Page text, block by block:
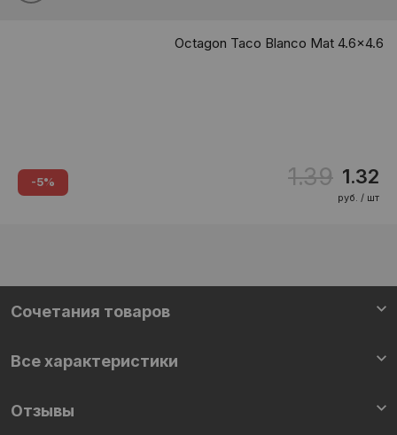
Octagon Taco Blanco Mat 4.6x4.6
-5% 1.39 1.32
руб. / шт
Cочетания товаров
Все характеристики
Отзывы